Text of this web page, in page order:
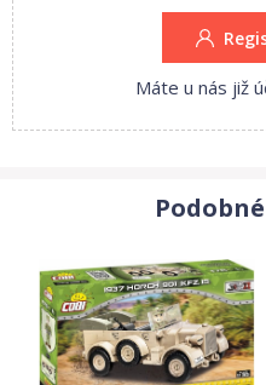
nemocnice a spousta úžasných
Vlastnosti:
vysoce kvalitní materiál a
stavění z dílků trénuje
svět plný akce a dobrodružství
rozvíjí kreativitu a podporuje
Máte u nás již